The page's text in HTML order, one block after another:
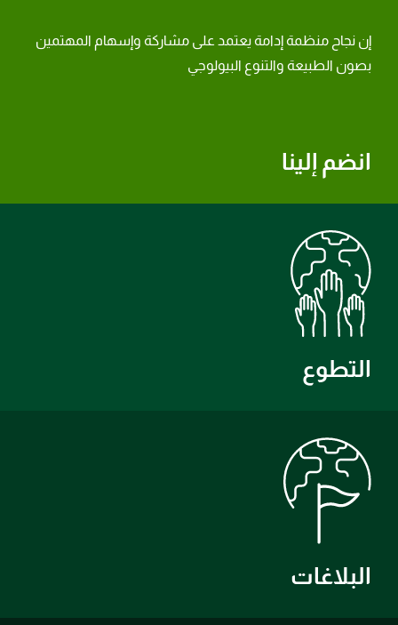
انضم إلينا
إن نجاح منظمة إدامة يعتمد على مشاركة وإسهام المهتمين
بصون الطبيعة والتنوع البيولوجي
التطوع
البلاغات